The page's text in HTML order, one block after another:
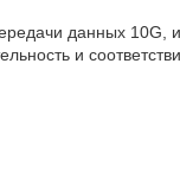
данных 10G,
и